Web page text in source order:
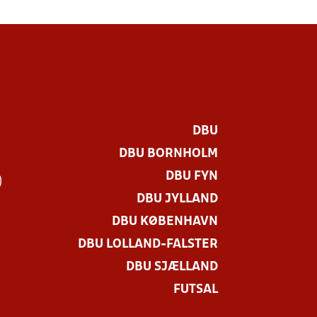
DBU
DBU BORNHOLM
DBU FYN
DBU JYLLAND
DBU KØBENHAVN
DBU LOLLAND-FALSTER
DBU SJÆLLAND
FUTSAL